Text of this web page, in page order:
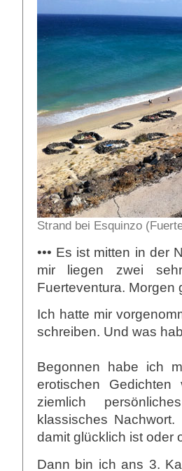
Strand bei Esquinzo
••• Es ist mitten in der
mir liegen zwei
Fuerteventura. Morgen
Ich hatte mir
schreiben. Und was
Begonnen habe ich
erotischen
ziemlich
klassisches
damit glücklich ist oder
Dann bin ich ans 3.